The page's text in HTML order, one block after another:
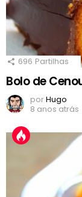
696 Partilhas
Bolo de
porHugo
8 anos atrás